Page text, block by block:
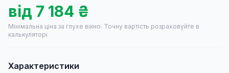
від 7 184 ₴
Мінімальна ціна за глухе вікно. Точну вартість розраховуйте в
калькуляторі
Характеристики